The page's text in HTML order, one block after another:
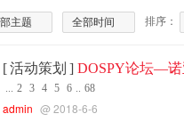
主题 全部时间 排序：
[活动策划 ] DOSPY论坛—
... 2 3 4 5 6 .. 68
admin @ 2018-6-6